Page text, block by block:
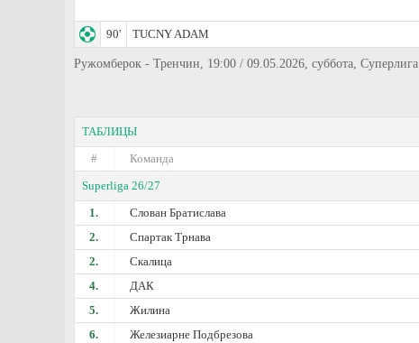
90'
TUCNY ADAM
Ружомберок - Тренчин, 19:00 / 09.05.2026, суббота, Суперлига
ТАБЛИЦЫ
#
Команда
Superliga 26/27
1.
Слован Братислава
2.
Спартак Трнава
2.
Скалица
4.
ДАК
5.
Жилина
6.
Железиарне Подбрезова